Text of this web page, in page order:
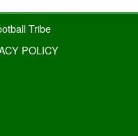
Tribe
POLICY